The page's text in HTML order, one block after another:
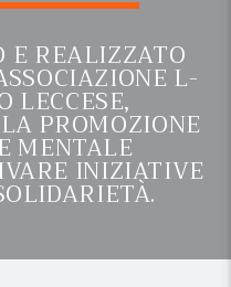
E REALIZZATO
L-
LECCESE,
PROMOZIONE
MENTALE
INIZIATIVE